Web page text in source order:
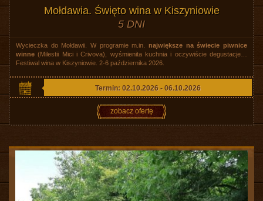
Mołdawia. Święto wina w Kiszyniowie
5 DNI
Wycieczka do Mołdawii. W programie m.in. największe na świecie piwnice
winne (Milestii Mici i Crivova), wyśmienita kuchnia i oczywiście degustacje…
Festiwal wina w Kiszyniowie. 2-6 października 2026.
Termin: 02.10.2026 - 06.10.2026
zobacz ofertę